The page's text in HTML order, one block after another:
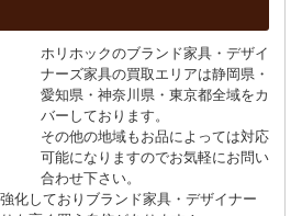
ホリホックのブランド家具・デザイ
ナーズ家具の買取エリアは静岡県・
愛知県・神奈川県・東京都全域をカ
バーしております。
その他の地域もお品によっては対応
可能になりますのでお気軽にお問い
合わせ下さい。
化しておりブランド家具・デザイナー